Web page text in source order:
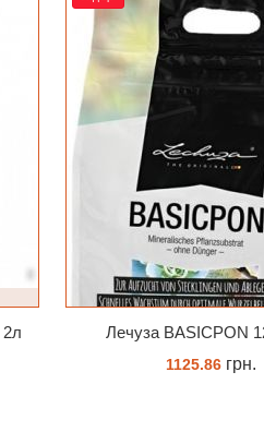
225.36 грн.